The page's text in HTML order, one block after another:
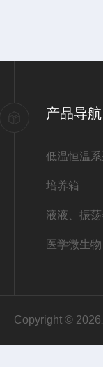
产品导航
低温恒温系
培养箱
液液、振荡
医学微生物
Copyright ©